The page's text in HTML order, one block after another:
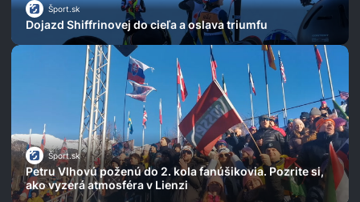
Šport.sk
Dojazd Shiffrinovej do cieľa a oslava triumfu
Šport.sk
Petru Vlhovú poženú do 2. kola fanúšikovia. Pozrite si,
ako vyzerá atmosféra v Lienzi